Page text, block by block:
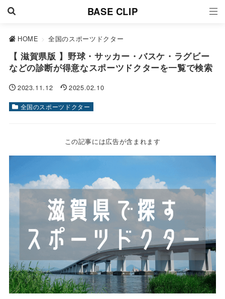
BASE CLIP
HOME > 全国のスポーツドクター
【 滋賀県版 】野球・サッカー・バスケ・ラグビー
などの診断が得意なスポーツドクターを一覧で検索
2023.11.12 2025.02.10
全国のスポーツドクター
この記事には広告が含まれます